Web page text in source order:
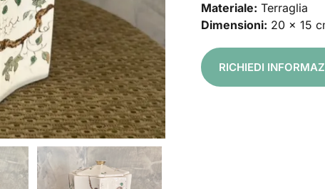
Materiale: Terraglia
Dimensioni: 20 x 15
RICHIEDI